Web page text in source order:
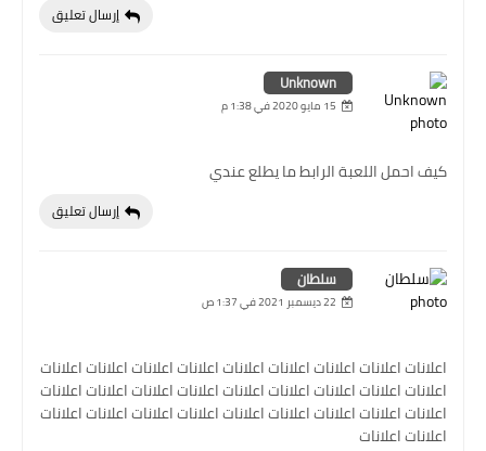
إرسال تعليق
Unknown
15 مايو 2020 في 1:38 م
كيف احمل اللعبة الرابط ما يطلع عندي
إرسال تعليق
سلطان
22 ديسمبر 2021 في 1:37 ص
اعلانات اعلانات اعلانات اعلانات اعلانات اعلانات اعلانات اعلانات اعلانات
اعلانات اعلانات اعلانات اعلانات اعلانات اعلانات اعلانات اعلانات اعلانات
اعلانات اعلانات اعلانات اعلانات اعلانات اعلانات اعلانات اعلانات اعلانات
اعلانات اعلانات